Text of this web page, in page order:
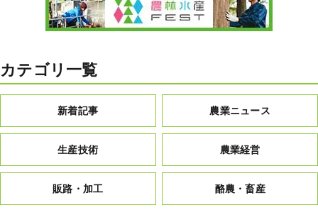
カテゴリ一覧
新着記事 農業ニュース
生産技術 農業経営
販路・加工 酪農・畜産